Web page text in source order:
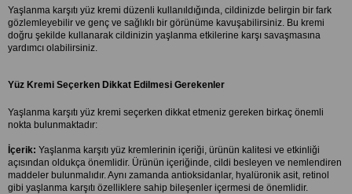
Yaşlanma karşıtı yüz kremi düzenli kullanıldığında, cildinizde belirgin bir fark
gözlemleyebilir ve genç ve sağlıklı bir görünüme kavuşabilirsiniz. Bu kremi
doğru şekilde kullanarak cildinizin yaşlanma etkilerine karşı savaşmasına
yardımcı olabilirsiniz.
Yüz Kremi Seçerken Dikkat Edilmesi Gerekenler
Yaşlanma karşıtı yüz kremi seçerken dikkat etmeniz gereken birkaç önemli
nokta bulunmaktadır:
İçerik: Yaşlanma karşıtı yüz kremlerinin içeriği, ürünün kalitesi ve etkinliği
açısından oldukça önemlidir. Ürünün içeriğinde, cildi besleyen ve nemlendiren
maddeler bulunmalıdır. Aynı zamanda antioksidanlar, hyalüronik asit, retinol
gibi yaşlanma karşıtı özelliklere sahip bileşenler içermesi de önemlidir.